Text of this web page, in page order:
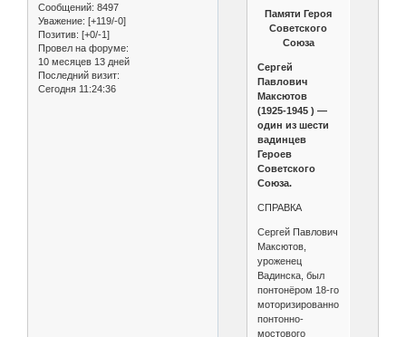
Сообщений: 8497
Уважение: [+119/-0]
Позитив: [+0/-1]
Провел на форуме:
10 месяцев 13 дней
Последний визит:
Сегодня 11:24:36
Памяти Героя
Советского
Союза
Сергей
Павлович
Максютов
(1925-1945 ) —
один из шести
вадинцев
Героев
Советского
Союза.
СПРАВКА
Сергей Павлович
Максютов,
уроженец
Вадинска, был
понтонёром 18-го
моторизированного
понтонно-
мостового